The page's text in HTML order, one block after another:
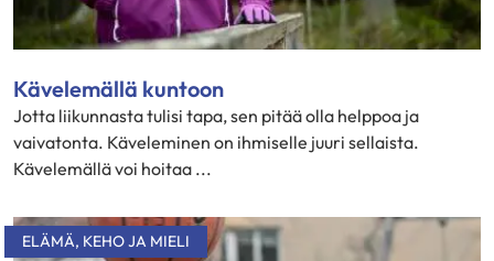
Kävelemällä kuntoon
Jotta liikunnasta tulisi tapa, sen pitää olla helppoa ja
vaivatonta. Käveleminen on ihmiselle juuri sellaista.
Kävelemällä voi hoitaa ...
ELÄMÄ, KEHO JA MIELI